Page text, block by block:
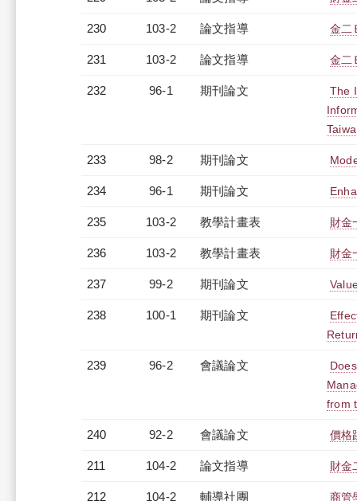
230 103-2 論文指導 金二
231 103-2 論文指導 金二
232 96-1 期刊論文
The
233 98-2 期刊論文
234 96-1 期刊論文
235 103-2 教學計畫表 財金
236 103-2 教學計畫表 財金
237 99-2 期刊論文
238 100-1 期刊論文
239 96-2 會議論文
from
240 92-2 會議論文 價格
211 104-2 論文指導 財金
212 104-2 輔導社團 商管